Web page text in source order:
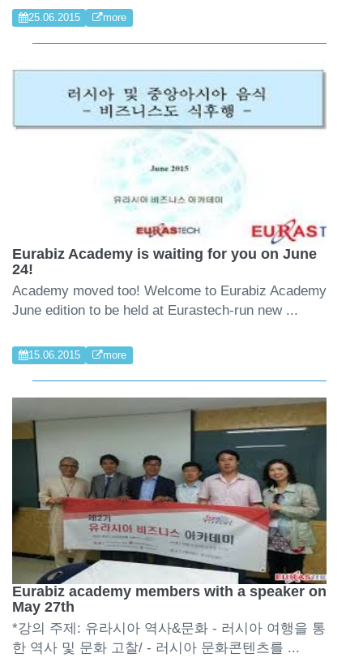
25.06.2015 more
Eurabiz Academy is waiting for you on June
24!
Academy moved too! Welcome to Eurabiz Academy
June edition to be held at Eurastech-run new ...
15.06.2015 more
Eurabiz academy members with a speaker on
May 27th
*강의 주제: 유라시아 역사&문화 - 러시아 여행을 통
한 역사 및 문화 고찰/ - 러시아 문화콘텐츠를 ...